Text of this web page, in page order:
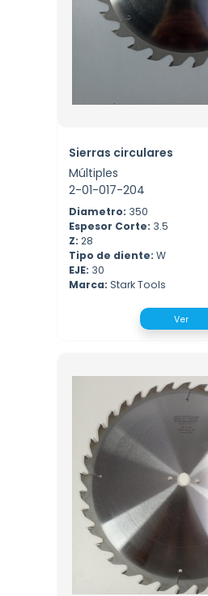
Sierras circulares
Múltiples
2-01-017-204
Diametro: 350
Espesor Corte: 3.5
Z: 28
Tipo de diente: W
EJE: 30
Marca: Stark Tools
Ver